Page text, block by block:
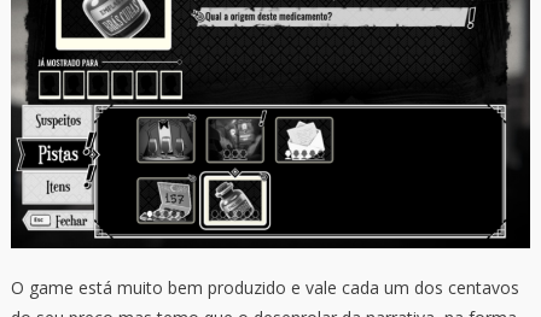
O game está muito bem produzido e vale cada um dos centavos